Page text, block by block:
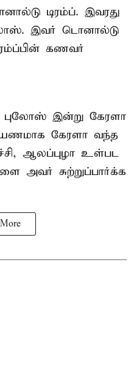
டிரம்ப். இவரது
இவர் டொனால்டு
கணவர்
இன்று கேரளா
கேரளா வந்த
ஆலப்புழா உள்பட
அவர் சுற்றுப்பார்க்க